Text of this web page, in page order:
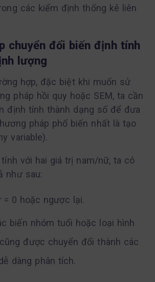
các kiểm định thống kê liên
chuyển đổi biến định tính
lượng
hợp, đặc biệt khi muốn sử
pháp hồi quy hoặc SEM, ta cần
định tính thành dạng số để đưa
pháp phổ biến nhất là tạo
variable).
với hai giá trị nam/nữ, ta có
như sau:
= 0 hoặc ngược lại.
biến nhóm tuổi hoặc loại hình
được chuyển đổi thành các
dàng phân tích.